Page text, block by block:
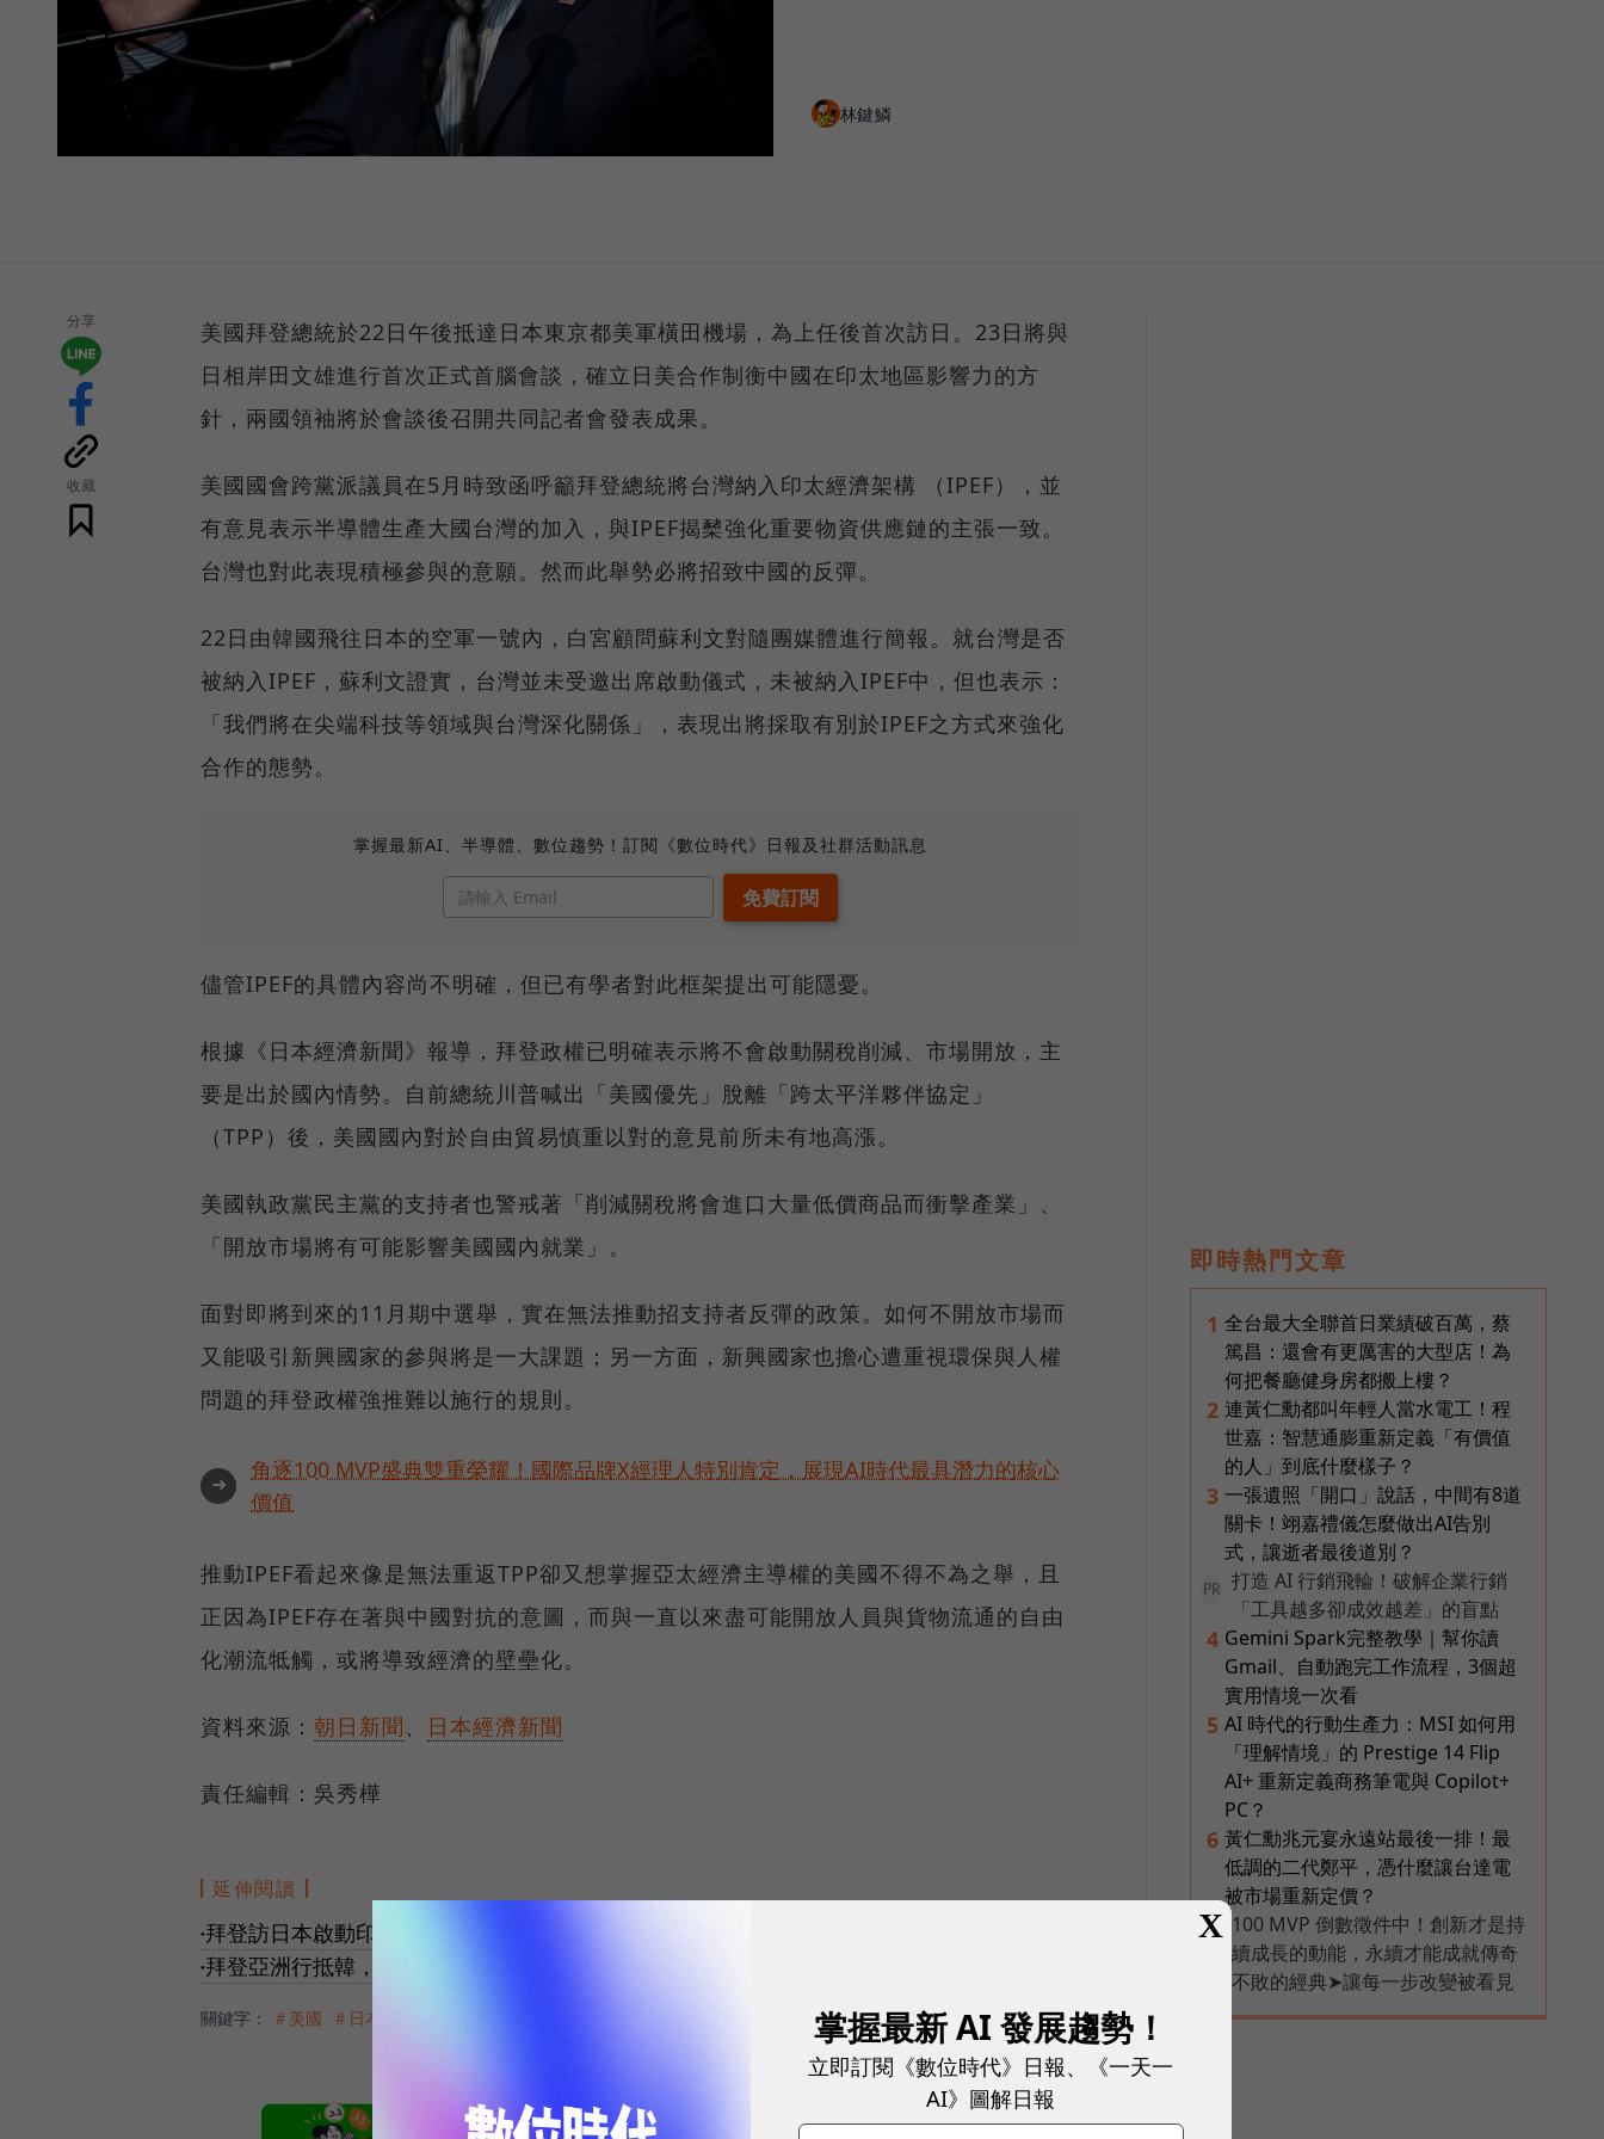
林鍵鱗
分享
收藏
美國拜登總統於22日午後抵達日本東京都美軍橫田機場，為上任後首次訪日。23日將與
日相岸田文雄進行首次正式首腦會談，確立日美合作制衡中國在印太地區影響力的方
針，兩國領袖將於會談後召開共同記者會發表成果。
美國國會跨黨派議員在5月時致函呼籲拜登總統將台灣納入印太經濟架構 （IPEF），並
有意見表示半導體生產大國台灣的加入，與IPEF揭櫫強化重要物資供應鏈的主張一致。
台灣也對此表現積極參與的意願。然而此舉勢必將招致中國的反彈。
22日由韓國飛往日本的空軍一號內，白宮顧問蘇利文對隨團媒體進行簡報。就台灣是否
被納入IPEF，蘇利文證實，台灣並未受邀出席啟動儀式，未被納入IPEF中，但也表示：
「我們將在尖端科技等領域與台灣深化關係」，表現出將採取有別於IPEF之方式來強化
合作的態勢。
掌握最新AI、半導體、數位趨勢！訂閱《數位時代》日報及社群活動訊息
儘管IPEF的具體內容尚不明確，但已有學者對此框架提出可能隱憂。
根據《日本經濟新聞》報導，拜登政權已明確表示將不會啟動關稅削減、市場開放，主
要是出於國內情勢。自前總統川普喊出「美國優先」脫離「跨太平洋夥伴協定」
（TPP）後，美國國內對於自由貿易慎重以對的意見前所未有地高漲。
美國執政黨民主黨的支持者也警戒著「削減關稅將會進口大量低價商品而衝擊產業」、
「開放市場將有可能影響美國國內就業」。
面對即將到來的11月期中選舉，實在無法推動招支持者反彈的政策。如何不開放市場而
又能吸引新興國家的參與將是一大課題；另一方面，新興國家也擔心遭重視環保與人權
問題的拜登政權強推難以施行的規則。
➜
角逐100 MVP盛典雙重榮耀！國際品牌X經理人特別肯定，展現AI時代最具潛力的核心
價值
推動IPEF看起來像是無法重返TPP卻又想掌握亞太經濟主導權的美國不得不為之舉，且
正因為IPEF存在著與中國對抗的意圖，而與一直以來盡可能開放人員與貨物流通的自由
化潮流牴觸，或將導致經濟的壁壘化。
資料來源： 朝日新聞、 日本經濟新聞
責任編輯：吳秀樺
延伸閱讀
● 拜登訪日本啟動印太經濟架構，美日期待有落差挨批缺誘因
● 拜登亞洲行抵韓，造訪三星工廠，期許美韓技術同盟
關鍵字： ＃美國 ＃日本
即時熱門文章
1 全台最大全聯首日業績破百萬，蔡
篤昌：還會有更厲害的大型店！為
何把餐廳健身房都搬上樓？
2 連黃仁勳都叫年輕人當水電工！程
世嘉：智慧通膨重新定義「有價值
的人」到底什麼樣子？
3 一張遺照「開口」說話，中間有8道
關卡！翊嘉禮儀怎麼做出AI告別
式，讓逝者最後道別？
PR
打造 AI 行銷飛輪！破解企業行銷
「工具越多卻成效越差」的盲點
4 Gemini Spark完整教學｜幫你讀
Gmail、自動跑完工作流程，3個超
實用情境一次看
5 AI 時代的行動生產力：MSI 如何用
「理解情境」的 Prestige 14 Flip
AI+ 重新定義商務筆電與 Copilot+
PC？
6 黃仁勳兆元宴永遠站最後一排！最
低調的二代鄭平，憑什麼讓台達電
被市場重新定價？
PR
100 MVP 倒數徵件中！創新才是持
續成長的動能，永續才能成就傳奇
不敗的經典➤讓每一步改變被看見
X
掌握最新 AI 發展趨勢！
立即訂閱《數位時代》日報、《一天一
AI》圖解日報